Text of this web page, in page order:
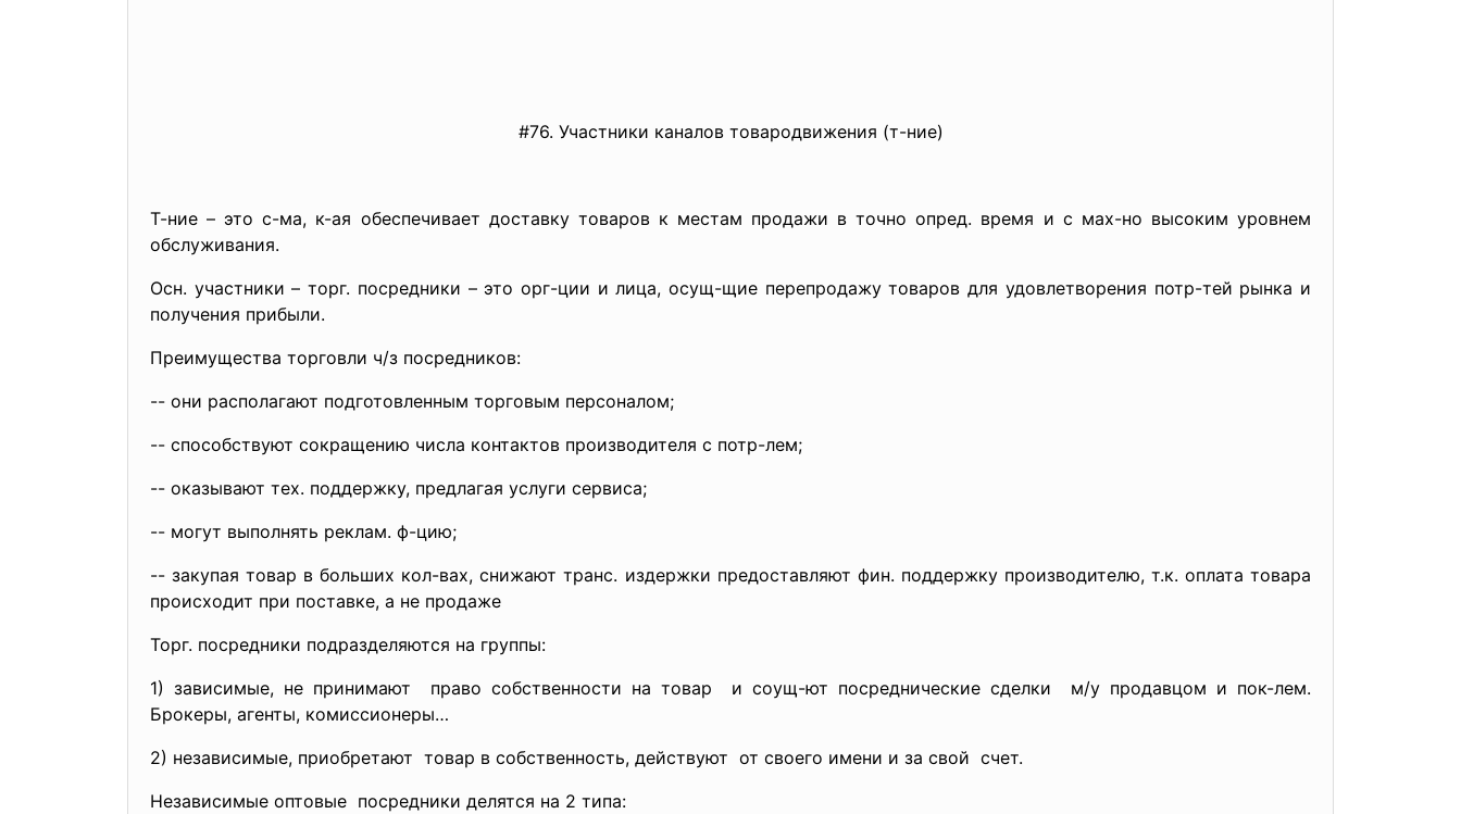
#76. Учаcтники каналов товародвижения (т-ние)
Т-ние – это с-ма, к-ая обеспечивает доставку товаров к местам продажи в точно опред. время и с мах-но высоким уровнем
обслуживания.
Осн. участники – торг. посредники – это орг-ции и лица, осущ-щие перепродажу товаров для удовлетворения потр-тей рынка и
получения прибыли.
Преимущества торговли ч/з посредников:
-- они располагают подготовленным торговым персоналом;
-- способствуют сокращению числа контактов производителя с потр-лем;
-- оказывают тех. поддержку, предлагая услуги сервиса;
-- могут выполнять реклам. ф-цию;
-- закупая товар в больших кол-вах, снижают транс. издержки предоставляют фин. поддержку производителю, т.к. оплата товара
происходит при поставке, а не продаже
Торг. посредники подразделяются на группы:
1) зависимые, не принимают право собственности на товар и соущ-ют посреднические сделки м/у продавцом и пок-лем.
Брокеры, агенты, комиссионеры…
2) независимые, приобретают товар в собственность, действуют от своего имени и за свой счет.
Независимые оптовые посредники делятся на 2 типа: